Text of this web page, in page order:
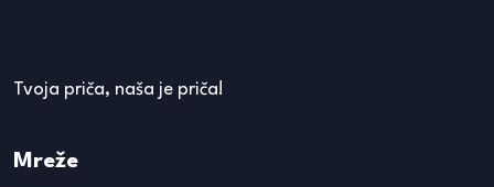
Tvoja priča, naša je priča!
Mreže